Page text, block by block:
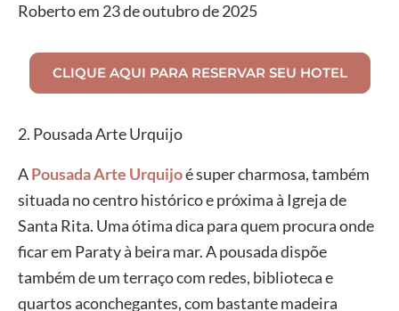
Roberto em 23 de outubro de 2025
CLIQUE AQUI PARA RESERVAR SEU HOTEL
2. Pousada Arte Urquijo
APousada Arte Urquijoé super charmosa, também
situada no centro histórico e próxima à Igreja de
Santa Rita. Uma ótima dica para quem procura onde
ficar em Paraty à beira mar. A pousada dispõe
também de um terraço com redes, biblioteca e
quartos aconchegantes, com bastante madeira